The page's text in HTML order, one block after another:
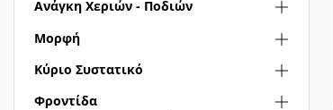
Ανάγκη Χεριών - Ποδιών
Μορφή
Κύριο Συστατικό
Φροντίδα